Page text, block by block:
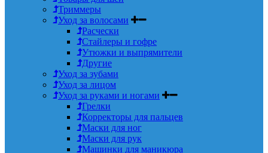
Триммеры
Уход за волосами
Расчески
Стайлеры и гофре
Утюжки и выпрямители
Другие
Уход за зубами
Уход за лицом
Уход за руками и ногами
Грелки
Корректоры для пальцев
Маски для ног
Маски для рук
Машинки для маникюра